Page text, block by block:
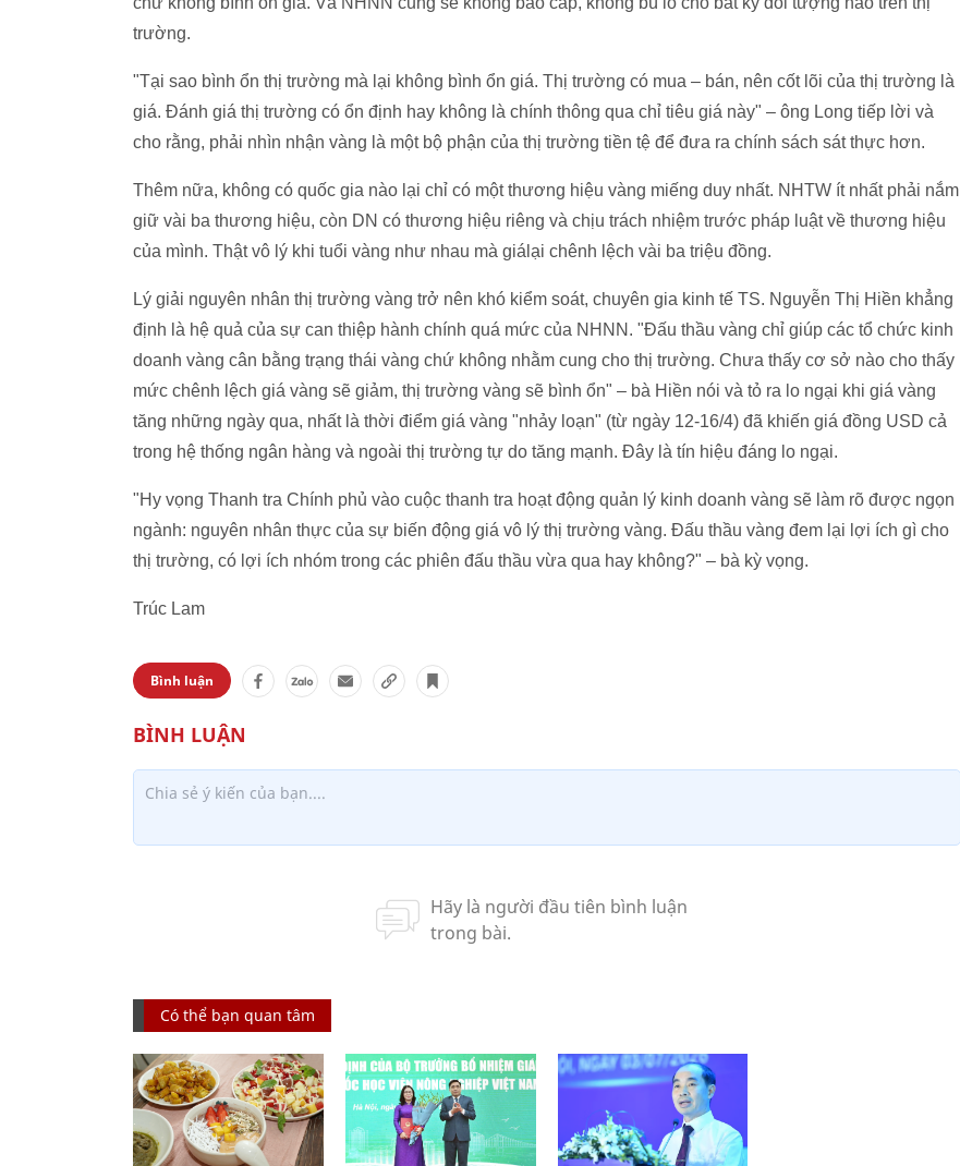
trường.
"Tại sao bình ổn thị trường mà lại không bình ổn giá. Thị trường có mua – bán, nên cốt lõi của thị trường là
giá. Đánh giá thị trường có ổn định hay không là chính thông qua chỉ tiêu giá này" – ông Long tiếp lời và
cho rằng, phải nhìn nhận vàng là một bộ phận của thị trường tiền tệ để đưa ra chính sách sát thực hơn.
Thêm nữa, không có quốc gia nào lại chỉ có một thương hiệu vàng miếng duy nhất. NHTW ít nhất phải nắm
giữ vài ba thương hiệu, còn DN có thương hiệu riêng và chịu trách nhiệm trước pháp luật về thương hiệu
của mình. Thật vô lý khi tuổi vàng như nhau mà giálại chênh lệch vài ba triệu đồng.
Lý giải nguyên nhân thị trường vàng trở nên khó kiểm soát, chuyên gia kinh tế TS. Nguyễn Thị Hiền khẳng
định là hệ quả của sự can thiệp hành chính quá mức của NHNN. "Đấu thầu vàng chỉ giúp các tổ chức kinh
doanh vàng cân bằng trạng thái vàng chứ không nhằm cung cho thị trường. Chưa thấy cơ sở nào cho thấy
mức chênh lệch giá vàng sẽ giảm, thị trường vàng sẽ bình ổn" – bà Hiền nói và tỏ ra lo ngại khi giá vàng
tăng những ngày qua, nhất là thời điểm giá vàng "nhảy loạn" (từ ngày 12-16/4) đã khiến giá đồng USD cả
trong hệ thống ngân hàng và ngoài thị trường tự do tăng mạnh. Đây là tín hiệu đáng lo ngại.
"Hy vọng Thanh tra Chính phủ vào cuộc thanh tra hoạt động quản lý kinh doanh vàng sẽ làm rõ được ngọn
ngành: nguyên nhân thực của sự biến động giá vô lý thị trường vàng. Đấu thầu vàng đem lại lợi ích gì cho
thị trường, có lợi ích nhóm trong các phiên đấu thầu vừa qua hay không?" – bà kỳ vọng.
Trúc Lam
Bình luận
Có thể bạn quan tâm